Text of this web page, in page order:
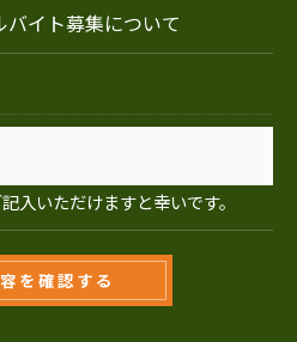
場合に生じる結果＞
合は、それに対応した当社
い場合がございますので
削除･利用停止の手続につ
情報の開示･訂正･削除・利
て頂いております。
バイト募集について
入いただけますと幸いです。